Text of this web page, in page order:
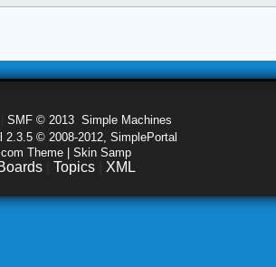
SMF © 2013 Simple Machines
2.3.5 © 2008-2012, SimplePortal
Theme | Skin Samp
Topics XML